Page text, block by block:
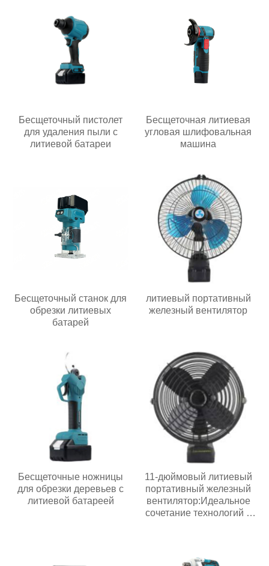
Бесщеточный пистолет
для удаления пыли с
литиевой батареи
Бесщеточная литиевая
угловая шлифовальная
машина
Бесщеточный станок для
обрезки литиевых
батарей
литиевый портативный
железный вентилятор
Бесщеточные ножницы
для обрезки деревьев с
литиевой батареей
11-дюймовый литиевый
портативный железный
вентилятор:Идеальное
сочетание технологий и